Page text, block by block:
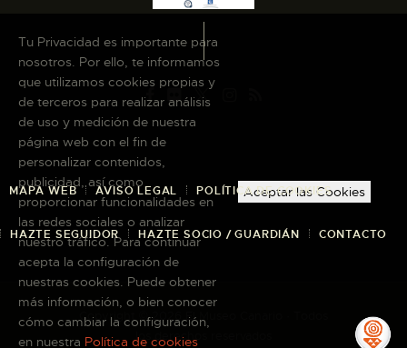
MAPA WEB AVISO LEGAL POLÍTICA DE COOKIES
HAZTE SEGUIDOR HAZTE SOCIO / GUARDIÁN CONTACTO
Copyright © 2026 El Museo Canario · Todos
los derechos reservados
Tu Privacidad es importante para
nosotros. Por ello, te informamos
que utilizamos cookies propias y
de terceros para realizar análisis
de uso y medición de nuestra
página web con el fin de
personalizar contenidos,
publicidad, así como
proporcionar funcionalidades en
las redes sociales o analizar
nuestro tráfico. Para continuar
acepta la configuración de
nuestras cookies. Puede obtener
más información, o bien conocer
cómo cambiar la configuración,
en nuestra Política de cookies
Aceptar las Cookies